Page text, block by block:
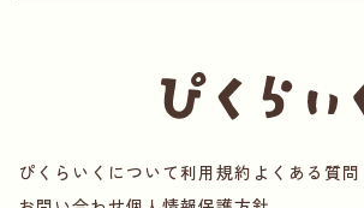
ぴくらいくについて利用規約 よくある質問